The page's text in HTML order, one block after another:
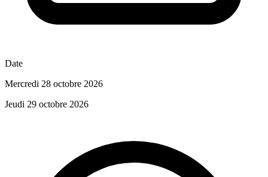
Date
Mercredi 28 octobre 2026
Jeudi 29 octobre 2026